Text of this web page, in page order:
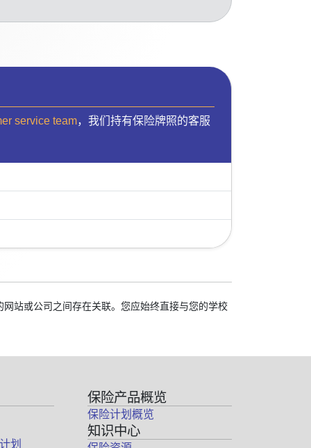
service team，我们持有保险牌照的客服
站或公司之间存在关联。您应始终直接与您的学校
划
保险产品概览
保险计划概览
知识中心